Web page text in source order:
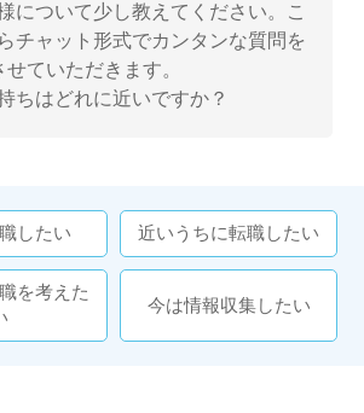
について少し教えてください。こ
チャット形式でカンタンな質問を
せていただきます。
ちはどれに近いですか？
したい 近いうちに転職したい
を考えた
今は情報収集したい